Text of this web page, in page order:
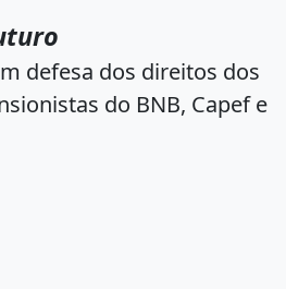
defesa dos direitos dos
do BNB, Capef e